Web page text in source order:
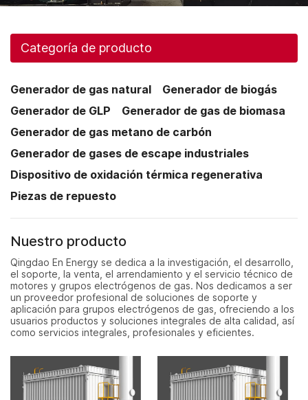
Categoría de producto
Generador de gas natural
Generador de biogás
Generador de GLP
Generador de gas de biomasa
Generador de gas metano de carbón
Generador de gases de escape industriales
Dispositivo de oxidación térmica regenerativa
Piezas de repuesto
Nuestro producto
Qingdao En Energy se dedica a la investigación, el desarrollo,
el soporte, la venta, el arrendamiento y el servicio técnico de
motores y grupos electrógenos de gas. Nos dedicamos a ser
un proveedor profesional de soluciones de soporte y
aplicación para grupos electrógenos de gas, ofreciendo a los
usuarios productos y soluciones integrales de alta calidad, así
como servicios integrales, profesionales y eficientes.